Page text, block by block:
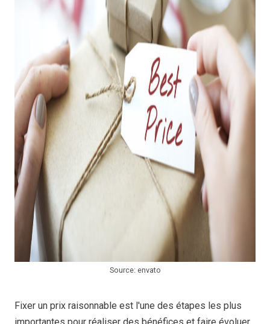
Source: envato
Fixer un prix raisonnable est l'une des étapes les plus